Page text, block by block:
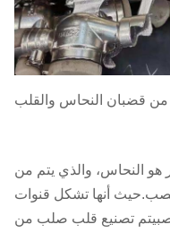
من قضبان النحاس والقلب
هو النحاس، والذي يتم من
أنها تشكل قنوات
تصنيع قلب صلب من